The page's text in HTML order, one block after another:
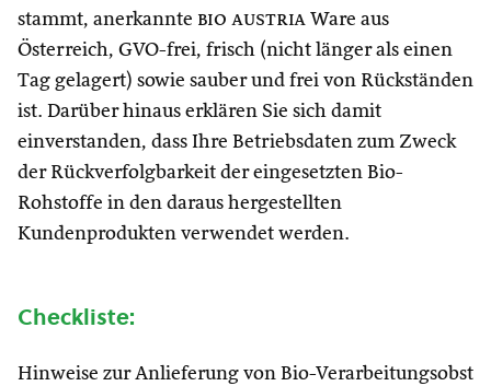
stammt, anerkannte bio austria Ware aus
Österreich, GVO-frei, frisch (nicht länger als einen
Tag gelagert) sowie sauber und frei von Rückständen
ist. Darüber hinaus erklären Sie sich damit
einverstanden, dass Ihre Betriebsdaten zum Zweck
der Rückverfolgbarkeit der eingesetzten Bio-
Rohstoffe in den daraus hergestellten
Kundenprodukten verwendet werden.
Checkliste:
Hinweise zur Anlieferung von Bio-Verarbeitungsobst